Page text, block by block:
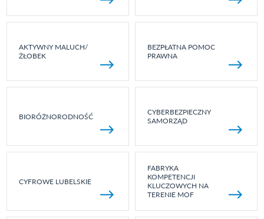
AKTYWNY MALUCH/
ŻŁOBEK
BEZPŁATNA POMOC
PRAWNA
BIORÓŻNORODNOŚĆ
CYBERBEZPIECZNY
SAMORZĄD
CYFROWE LUBELSKIE
FABRYKA
KOMPETENCJI
KLUCZOWYCH NA
TERENIE MOF